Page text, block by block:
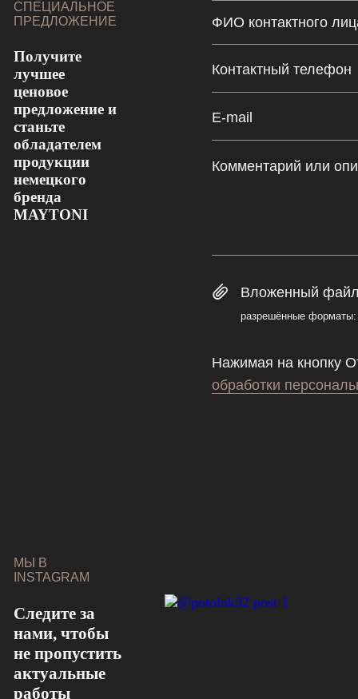
СПЕЦИАЛЬНОЕ
ПРЕДЛОЖЕНИЕ
Получите
лучшее
ценовое
предложение и
станьте
обладателем
продукции
немецкого
бренда
MAYTONI
Вложенный
pазрешённые
Нажимая на кнопку
обработки
МЫ В
INSTAGRAM
Следите за
нами, чтобы
не пропустить
актуальные
работы